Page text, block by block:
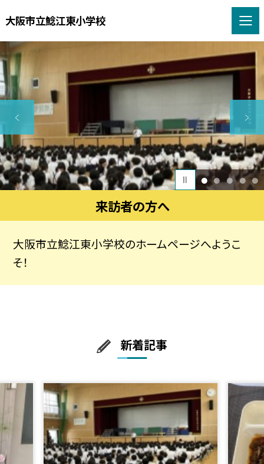
大阪市立鯰江東小学校
1 2 3 4 5
来訪者の方へ
大阪市立鯰江東小学校のホームページへようこ
そ！
新着記事